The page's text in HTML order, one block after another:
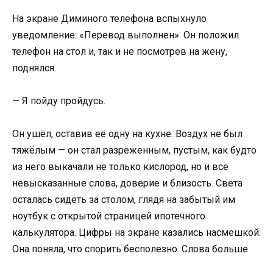
На экране Диминого телефона вспыхнуло
уведомление: «Перевод выполнен». Он положил
телефон на стол и, так и не посмотрев на жену,
поднялся.
— Я пойду пройдусь.
Он ушёл, оставив её одну на кухне. Воздух не был
тяжёлым — он стал разреженным, пустым, как будто
из него выкачали не только кислород, но и все
невысказанные слова, доверие и близость. Света
осталась сидеть за столом, глядя на забытый им
ноутбук с открытой страницей ипотечного
калькулятора. Цифры на экране казались насмешкой.
Она поняла, что спорить бесполезно. Слова больше